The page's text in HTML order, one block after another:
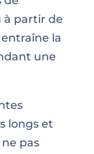
à partir de
la
une
longs et
pas